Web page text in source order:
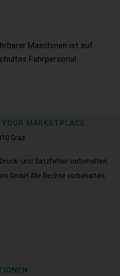
Maschinen ist auf
Fahrpersonal
MARKETPLACE
Graz
und Satzfehler vorbehalten.
GmbH Alle Rechte vorbehalten.